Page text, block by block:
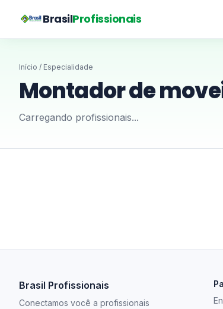
BrasilProfissionais
Início / Especialidade
Montador de
Carregando profissionais...
Brasil Profissionais
Conectamos você a profissionais